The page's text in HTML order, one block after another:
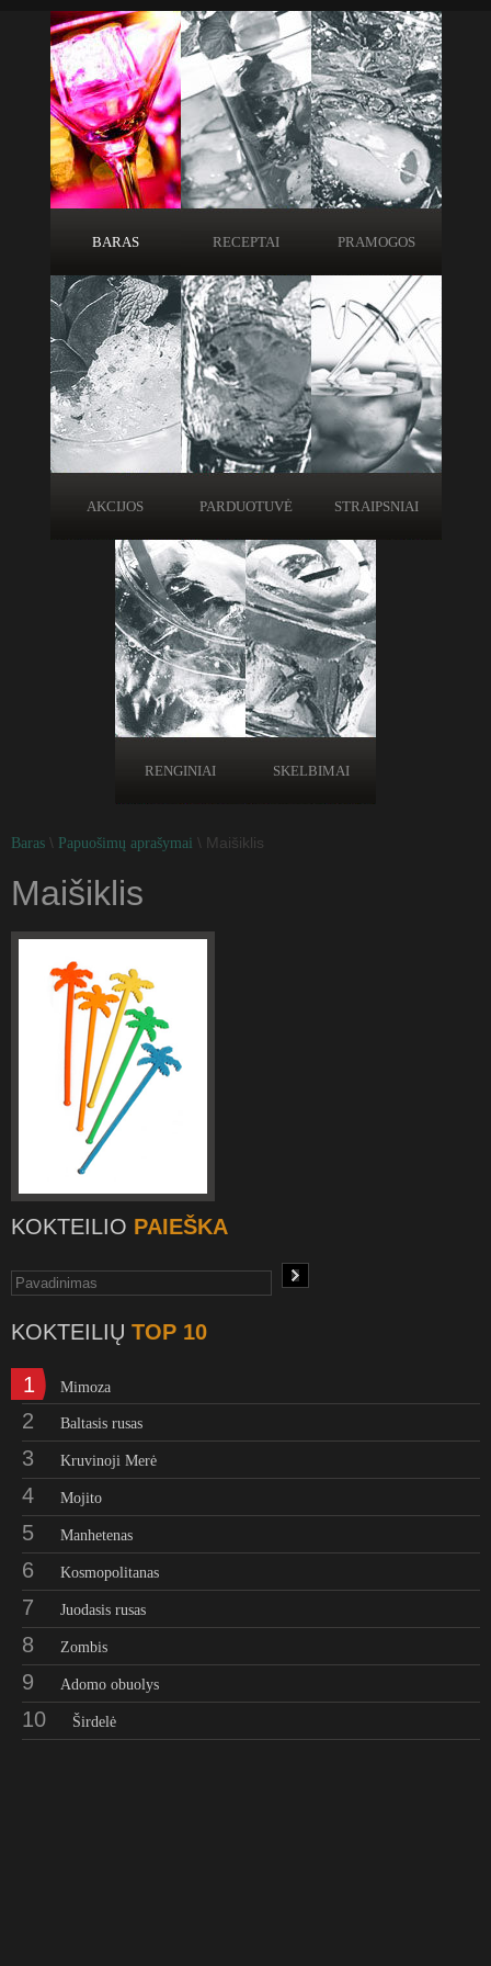
BARAS RECEPTAI PRAMOGOS
AKCIJOS PARDUOTUVĖ STRAIPSNIAI
RENGINIAI SKELBIMAI
Baras \ Papuošimų aprašymai \ Maišiklis
Maišiklis
KOKTEILIO PAIEŠKA
KOKTEILIŲ TOP 10
1 Mimoza
2 Baltasis rusas
3 Kruvinoji Merė
4 Mojito
5 Manhetenas
6 Kosmopolitanas
7 Juodasis rusas
8 Zombis
9 Adomo obuolys
10 Širdelė